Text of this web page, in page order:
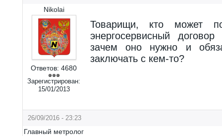
Nikolai
Ответов: 4680
Зарегистрирован:
15/01/2013
Товарищи, кто может
энергосервисный
зачем оно нужно и
заключать с кем-то?
26/09/2016 - 23:23
Главный метролог